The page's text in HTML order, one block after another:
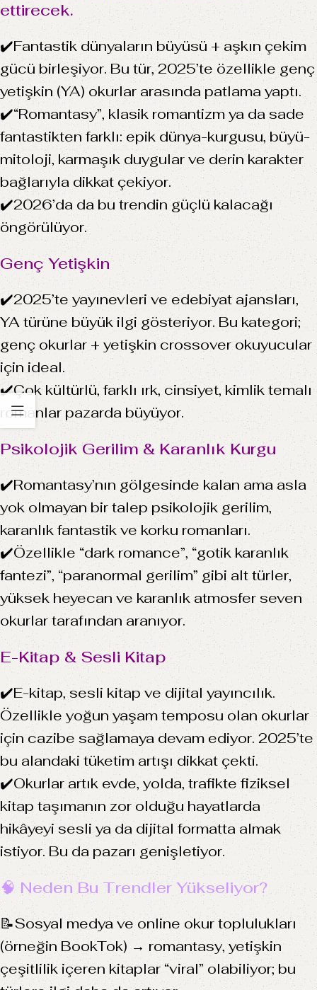
ettirecek.
✔️Fantastik dünyaların büyüsü + aşkın çekim
gücü birleşiyor. Bu tür, 2025’te özellikle genç
yetişkin (YA) okurlar arasında patlama yaptı.
✔️“Romantasy”, klasik romantizm ya da sade
fantastikten farklı: epik dünya-kurgusu, büyü-
mitoloji, karmaşık duygular ve derin karakter
bağlarıyla dikkat çekiyor.
✔️2026’da da bu trendin güçlü kalacağı
öngörülüyor.
Genç Yetişkin
✔️2025’te yayınevleri ve edebiyat ajansları,
YA türüne büyük ilgi gösteriyor. Bu kategori;
genç okurlar + yetişkin crossover okuyucular
için ideal.
✔️Çok kültürlü, farklı ırk, cinsiyet, kimlik temalı
romanlar pazarda büyüyor.
Psikolojik Gerilim & Karanlık Kurgu
✔️Romantasy’nın gölgesinde kalan ama asla
yok olmayan bir talep psikolojik gerilim,
karanlık fantastik ve korku romanları.
✔️Özellikle “dark romance”, “gotik karanlık
fantezi”, “paranormal gerilim” gibi alt türler,
yüksek heyecan ve karanlık atmosfer seven
okurlar tarafından aranıyor.
E-Kitap & Sesli Kitap
✔️E-kitap, sesli kitap ve dijital yayıncılık.
Özellikle yoğun yaşam temposu olan okurlar
için cazibe sağlamaya devam ediyor. 2025’te
bu alandaki tüketim artışı dikkat çekti.
✔️Okurlar artık evde, yolda, trafikte fiziksel
kitap taşımanın zor olduğu hayatlarda
hikâyeyi sesli ya da dijital formatta almak
istiyor. Bu da pazarı genişletiyor.
🧠 Neden Bu Trendler Yükseliyor?
📝Sosyal medya ve online okur toplulukları
(örneğin BookTok) → romantasy, yetişkin
çeşitlilik içeren kitaplar “viral” olabiliyor; bu